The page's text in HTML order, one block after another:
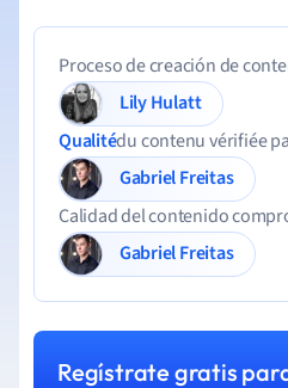
Proceso de creación de
Lily Hulatt
Qualitédu contenu vérifiée
Gabriel Freitas
Calidad del contenido
Gabriel Freitas
Regístrate gratis